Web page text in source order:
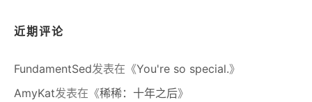
近期评论
FundamentSed发表在《You're so special.》
AmyKat发表在《稀稀：十年之后》